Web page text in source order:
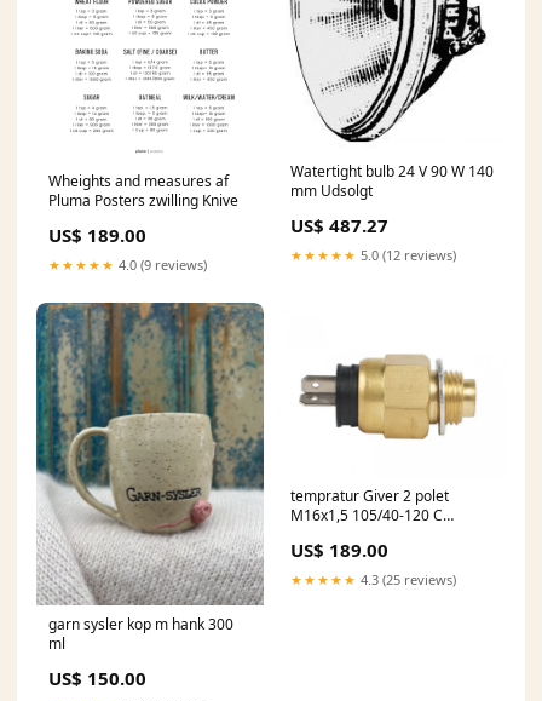
Wheights and measures af
Pluma Posters zwilling Knive
US$ 189.00
★★★★★ 4.0 (9 reviews)
Watertight bulb 24 V 90 W 140
mm Udsolgt
US$ 487.27
★★★★★ 5.0 (12 reviews)
garn sysler kop m hank 300
ml
US$ 150.00
tempratur Giver 2 polet
M16x1,5 105/40-120 C
US$ 189.00
★★★★★ 4.3 (25 reviews)